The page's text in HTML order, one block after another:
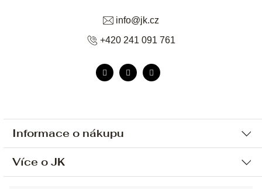
Informace o nákupu
Ochrana osobních údajů
Více o JK
info@jk.cz
+420 241 091 761